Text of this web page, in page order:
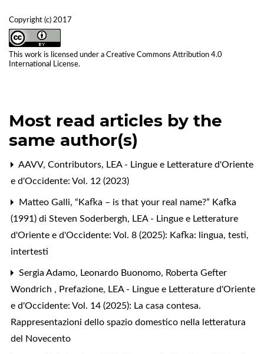
Copyright (c) 2017
This work is licensed under a Creative Commons Attribution 4.0
International License.
Most read articles by the
same author(s)
AAVV, Contributors, LEA - Lingue e Letterature d'Oriente
e d'Occidente: Vol. 12 (2023)
Matteo Galli, “Kafka – is that your real name?” Kafka
(1991) di Steven Soderbergh, LEA - Lingue e Letterature
d'Oriente e d'Occidente: Vol. 8 (2025): Kafka: lingua, testi,
intertesti
Sergia Adamo, Leonardo Buonomo, Roberta Gefter
Wondrich , Prefazione, LEA - Lingue e Letterature d'Oriente
e d'Occidente: Vol. 14 (2025): La casa contesa.
Rappresentazioni dello spazio domestico nella letteratura
del Novecento